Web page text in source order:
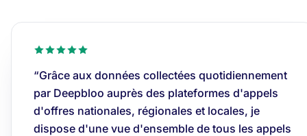
“Grâce aux données collectées quotidiennement
par Deepbloo auprès des plateformes d'appels
d'offres nationales, régionales et locales, je
dispose d'une vue d'ensemble de tous les appels